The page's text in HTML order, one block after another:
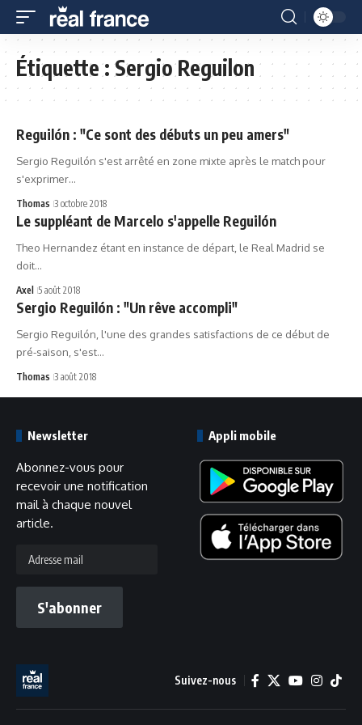
Étiquette :Sergio Reguilon
Reguilón : "Ce sont des débuts un peu amers"
Sergio Reguilón s'est arrêté en zone mixte après le match pour
s'exprimer…
Thomas 3 octobre 2018
Le suppléant de Marcelo s'appelle Reguilón
Theo Hernandez étant en instance de départ, le Real Madrid se
doit…
Axel 5 août 2018
Sergio Reguilón : "Un rêve accompli"
Sergio Reguilón, l'une des grandes satisfactions de ce début de
pré-saison, s'est…
Thomas 3 août 2018
Newsletter
Abonnez-vous pour
recevoir une notification
mail à chaque nouvel
article.
mail
S'abonner
Appli mobile
Suivez-nous